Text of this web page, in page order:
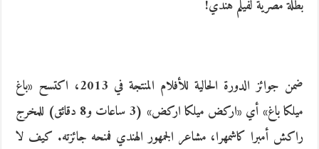
بطلة مصرية لفيلم هندي!
ضمن جوائز الدورة الحالية للأفلام المنتجة في 2013، اكتسح «باغ
ميلكا باغ» أي «اركض ميلكا اركض» (3 ساعات و8 دقائق) للمخرج
راكش أمبرا كاشمهرا، مشاعر الجمهور الهندي فمنحه جائزته. كيف لا